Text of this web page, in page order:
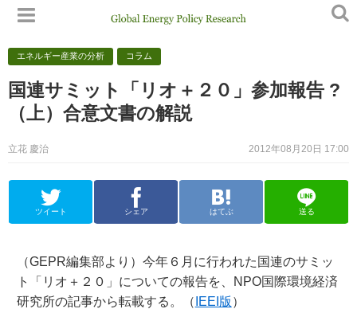
エネルギー産業の分析 コラム
国連サミット「リオ＋２０」参加報告 ?
（上）合意文書の解説
2012年08月20日 17:00
立花 慶治
ツイート シェア はてぶ 送る
（GEPR編集部より）今年６月に行われた国連のサミッ
ト「リオ＋２０」についての報告を、NPO国際環境経済
研究所の記事から転載する。（ IEEI版 ）